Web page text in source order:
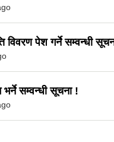
पेश गर्ने सम्वन्धी
भर्ने सम्वन्धी सूचना !